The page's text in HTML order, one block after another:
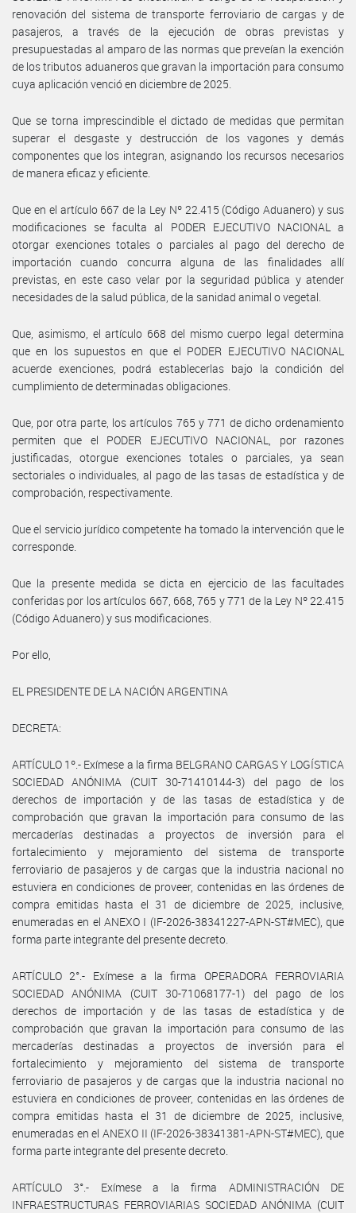
renovación del sistema de transporte ferroviario de cargas y de
pasajeros, a través de la ejecución de obras previstas y
presupuestadas al amparo de las normas que preveían la exención
de los tributos aduaneros que gravan la importación para consumo
cuya aplicación venció en diciembre de 2025.
Que se torna imprescindible el dictado de medidas que permitan
superar el desgaste y destrucción de los vagones y demás
componentes que los integran, asignando los recursos necesarios
de manera eficaz y eficiente.
Que en el artículo 667 de la Ley Nº 22.415 (Código Aduanero) y sus
modificaciones se faculta al PODER EJECUTIVO NACIONAL a
otorgar exenciones totales o parciales al pago del derecho de
importación cuando concurra alguna de las finalidades allí
previstas, en este caso velar por la seguridad pública y atender
necesidades de la salud pública, de la sanidad animal o vegetal.
Que, asimismo, el artículo 668 del mismo cuerpo legal determina
que en los supuestos en que el PODER EJECUTIVO NACIONAL
acuerde exenciones, podrá establecerlas bajo la condición del
cumplimiento de determinadas obligaciones.
Que, por otra parte, los artículos 765 y 771 de dicho ordenamiento
permiten que el PODER EJECUTIVO NACIONAL, por razones
justificadas, otorgue exenciones totales o parciales, ya sean
sectoriales o individuales, al pago de las tasas de estadística y de
comprobación, respectivamente.
Que el servicio jurídico competente ha tomado la intervención que le
corresponde.
Que la presente medida se dicta en ejercicio de las facultades
conferidas por los artículos 667, 668, 765 y 771 de la Ley Nº 22.415
(Código Aduanero) y sus modificaciones.
Por ello,
EL PRESIDENTE DE LA NACIÓN ARGENTINA
DECRETA:
ARTÍCULO 1º.- Exímese a la firma BELGRANO CARGAS Y LOGÍSTICA
SOCIEDAD ANÓNIMA (CUIT 30-71410144-3) del pago de los
derechos de importación y de las tasas de estadística y de
comprobación que gravan la importación para consumo de las
mercaderías destinadas a proyectos de inversión para el
fortalecimiento y mejoramiento del sistema de transporte
ferroviario de pasajeros y de cargas que la industria nacional no
estuviera en condiciones de proveer, contenidas en las órdenes de
compra emitidas hasta el 31 de diciembre de 2025, inclusive,
enumeradas en el ANEXO I (IF-2026-38341227-APN-ST#MEC), que
forma parte integrante del presente decreto.
ARTÍCULO 2°.- Exímese a la firma OPERADORA FERROVIARIA
SOCIEDAD ANÓNIMA (CUIT 30-71068177-1) del pago de los
derechos de importación y de las tasas de estadística y de
comprobación que gravan la importación para consumo de las
mercaderías destinadas a proyectos de inversión para el
fortalecimiento y mejoramiento del sistema de transporte
ferroviario de pasajeros y de cargas que la industria nacional no
estuviera en condiciones de proveer, contenidas en las órdenes de
compra emitidas hasta el 31 de diciembre de 2025, inclusive,
enumeradas en el ANEXO II (IF-2026-38341381-APN-ST#MEC), que
forma parte integrante del presente decreto.
ARTÍCULO 3°.- Exímese a la firma ADMINISTRACIÓN DE
INFRAESTRUCTURAS FERROVIARIAS SOCIEDAD ANÓNIMA (CUIT